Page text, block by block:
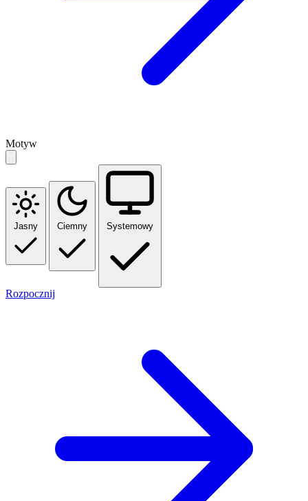
Motyw
Jasny Ciemny Systemowy
Rozpocznij